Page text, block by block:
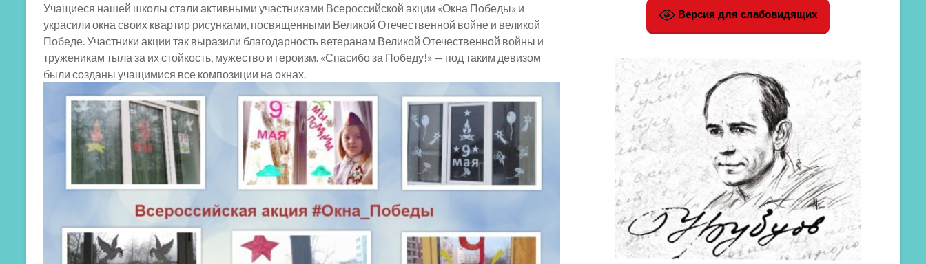
Учащиеся нашей школы стали активными участниками Всероссийской акции «Окна Победы» и
украсили окна своих квартир рисунками, посвященными Великой Отечественной войне и великой
Победе. Участники акции так выразили благодарность ветеранам Великой Отечественной войны и
труженикам тыла за их стойкость, мужество и героизм. «Спасибо за Победу!» — под таким девизом
были созданы учащимися все композиции на окнах.
Версия для слабовидящих